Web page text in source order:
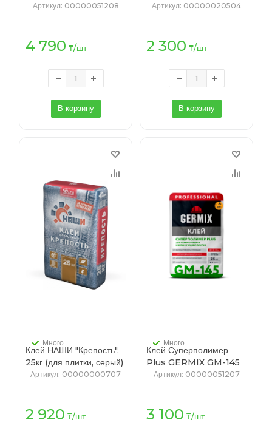
Артикул: 00000051208
4 790 ₸/шт
В корзину
(56)
Артикул: 00000020504
2 300 ₸/шт
В корзину
Клей НАШИ "Крепость",
25кг (для плитки, серый)
(48)
Много
Артикул: 00000000707
2 920 ₸/шт
Клей Суперполимер
Plus GERMIX GM-145
PRO 25кг (56)
Много
Артикул: 00000051207
3 100 ₸/шт